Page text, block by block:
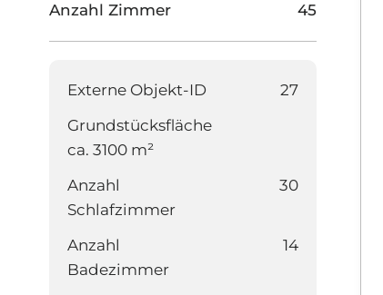
Anzahl Zimmer
45
Externe Objekt-ID
27
Grundstücksfläche
ca. 3100 m²
Anzahl
Schlafzimmer
30
Anzahl
Badezimmer
14